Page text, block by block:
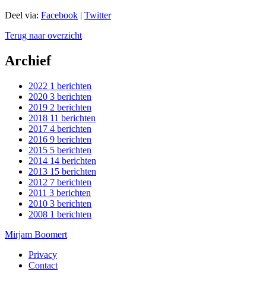
Deel via: Facebook | Twitter
Terug naar overzicht
Archief
2022 1 berichten
2020 3 berichten
2019 2 berichten
2018 11 berichten
2017 4 berichten
2016 9 berichten
2015 5 berichten
2014 14 berichten
2013 15 berichten
2012 7 berichten
2011 3 berichten
2010 3 berichten
2008 1 berichten
Mirjam Boomert
Privacy
Contact